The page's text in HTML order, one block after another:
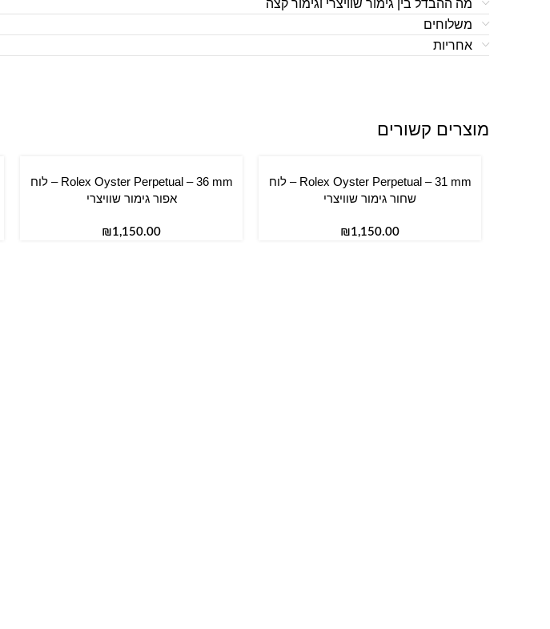
משלוחים
אחריות
מוצרים קשורים
הוספה לסל
Rolex Oyster Perpetual – 31 mm – לוח
שחור גימור שוויצרי
₪
הוספה לסל
Rolex Oyster Perpetual – 36 mm – לוח
אפור גימור שוויצרי
₪